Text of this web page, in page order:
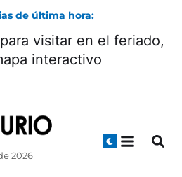
de última hora:
visitar en el feriado,
interactivo
2026